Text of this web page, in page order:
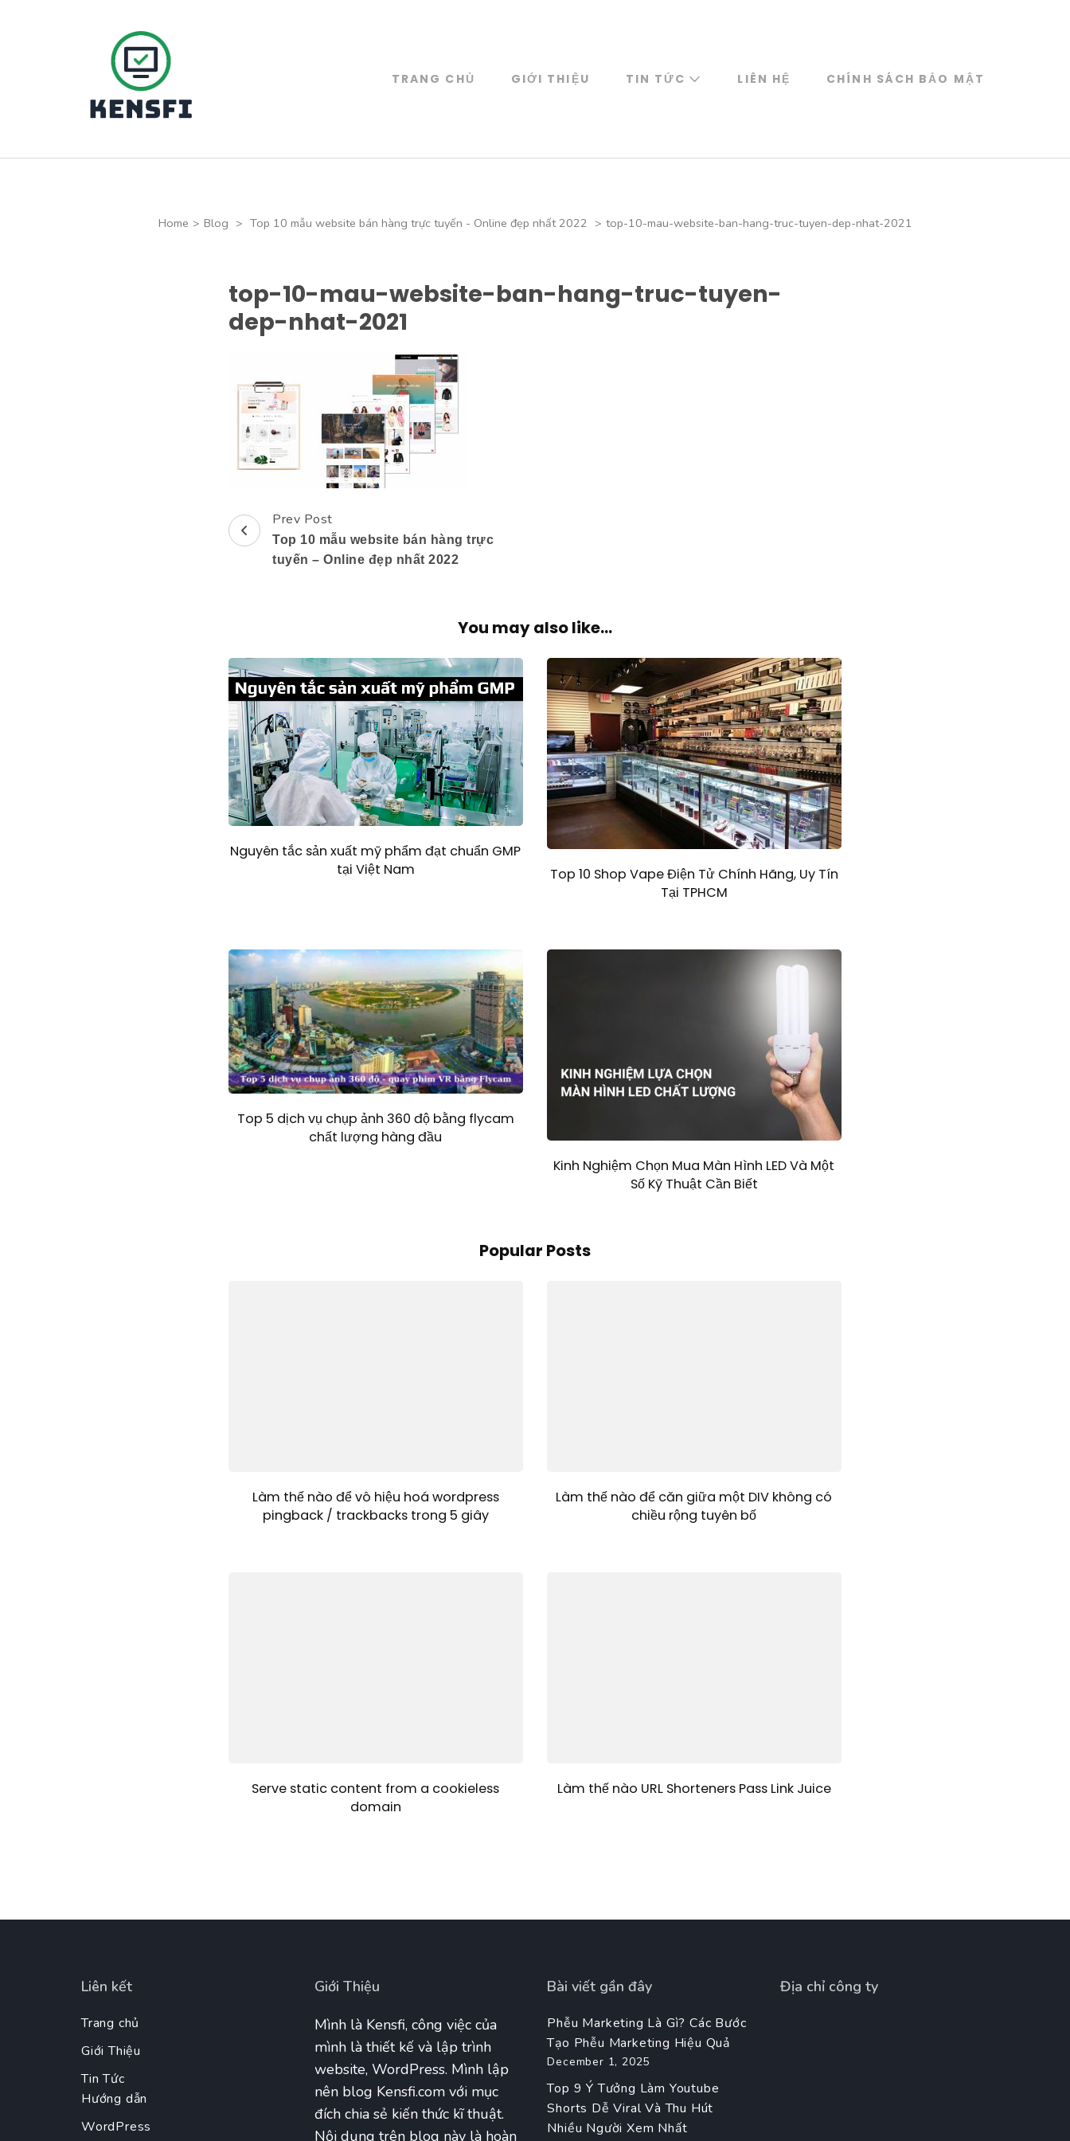
TRANG CHỦ GIỚI THIỆU TIN TỨC LIÊN HỆ CHÍNH SÁCH BẢO MẬT
Home > Blog > Top 10 mẫu website bán hàng trực tuyến - Online đẹp nhất 2022 > top-10-mau-website-ban-hang-truc-tuyen-dep-nhat-2021
top-10-mau-website-ban-hang-truc-tuyen-
dep-nhat-2021
Post
Navigation
Prev Post
Top 10 mẫu website bán hàng trực
tuyến – Online đẹp nhất 2022
You may also like...
Nguyên tắc sản xuất mỹ phẩm đạt chuẩn GMP
tại Việt Nam
Top 10 Shop Vape Điện Tử Chính Hãng, Uy Tín
Tại TPHCM
Top 5 dịch vụ chụp ảnh 360 độ bằng flycam
chất lượng hàng đầu
Kinh Nghiệm Chọn Mua Màn Hình LED Và Một
Số Kỹ Thuật Cần Biết
Popular Posts
Làm thế nào để vô hiệu hoá wordpress
pingback / trackbacks trong 5 giây
Làm thế nào để căn giữa một DIV không có
chiều rộng tuyên bố
Serve static content from a cookieless
domain
Làm thế nào URL Shorteners Pass Link Juice
Liên kết
Trang chủ
Giới Thiệu
Tin Tức
Hướng dẫn
WordPress
Giới Thiệu
Mình là Kensfi, công việc của
mình là thiết kế và lập trình
website, WordPress. Mình lập
nên blog Kensfi.com với mục
đích chia sẻ kiến thức kĩ thuật.
Nội dung trên blog này là hoàn
Bài viết gần đây
Phễu Marketing Là Gì? Các Bước
Tạo Phễu Marketing Hiệu Quả
December 1, 2025
Top 9 Ý Tưởng Làm Youtube
Shorts Dễ Viral Và Thu Hút
Nhiều Người Xem Nhất
Địa chỉ công ty